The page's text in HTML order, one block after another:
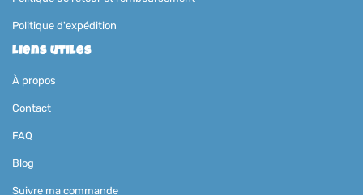
Politique d'expédition
Liens utiles
À propos
Contact
FAQ
Blog
Suivre ma commande